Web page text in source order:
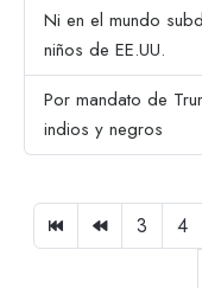
Ni en el mundo
niños de EE.UU.
Por mandato de
indios y negros
3 4